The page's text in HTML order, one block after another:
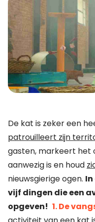
De kat is zeker een
patrouilleert zijn
gasten, markeert het
aanwezig is en houd
nieuwsgierige ogen.
vijf dingen die een
opgeven! 1. De